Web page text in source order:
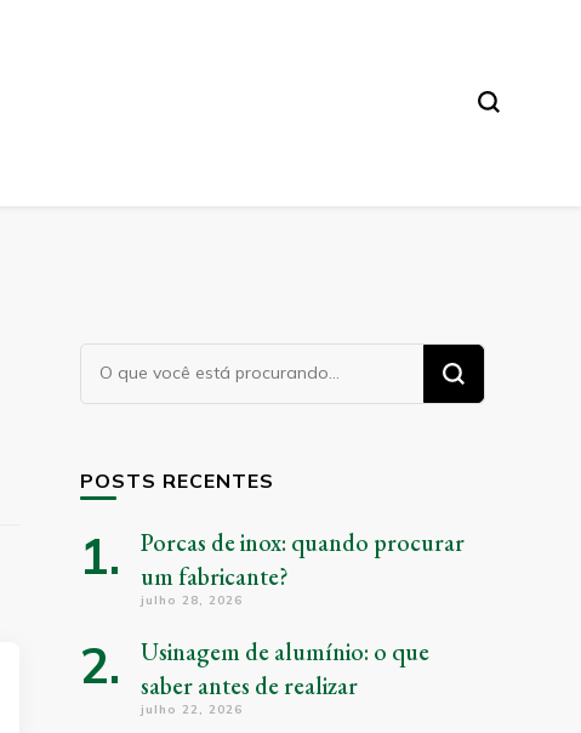
Procurando
algo?
POSTS RECENTES
Porcas de inox: quando procurar
um fabricante?
julho 28, 2026
Usinagem de alumínio: o que
saber antes de realizar
julho 22, 2026